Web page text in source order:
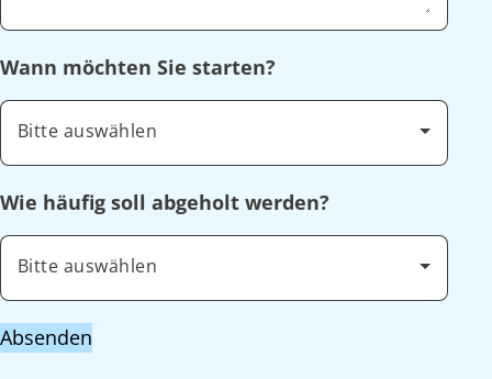
Wann möchten Sie starten?
Bitte auswählen
Wie häufig soll abgeholt werden?
Bitte auswählen
Absenden